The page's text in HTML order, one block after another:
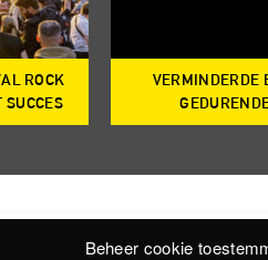
Beheer cookie
ROCK
SUCCES
VERMINDERDE